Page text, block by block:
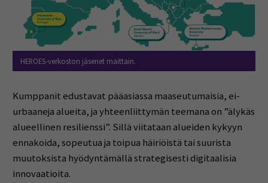
HEROES-verkoston jäsenet maittain.
Kumppanit edustavat pääasiassa maaseutumaisia, ei-
urbaaneja alueita, ja yhteenliittymän teemana on ”älykäs
alueellinen resilienssi”. Sillä viitataan alueiden kykyyn
ennakoida, sopeutua ja toipua häiriöistä tai suurista
muutoksista hyödyntämällä strategisesti digitaalisia
innovaatioita.